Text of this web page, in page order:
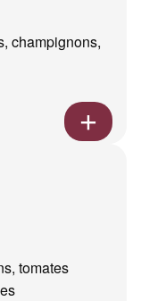
champignons,
tomates